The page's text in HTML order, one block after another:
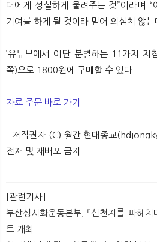
대에게 성실하게 물려주는 것”이라며
기여를 하게 될 것이라 믿어 의심치 않는
’유튜브에서 이단 분별하는 11가지 지
쪽)으로 1800원에 구매할 수 있다.
자료 주문 바로 가기
- 저작권자 (C) 월간 현대종교
전재 및 재배포 금지 -​
[관련기사]
부산성시화운동본부, 『신천지를 파헤치
트 개최